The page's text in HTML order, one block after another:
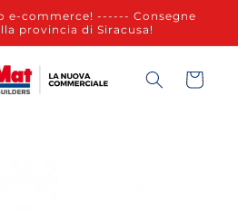
e-commerce! ------ Consegne
provincia di Siracusa!
Carrello